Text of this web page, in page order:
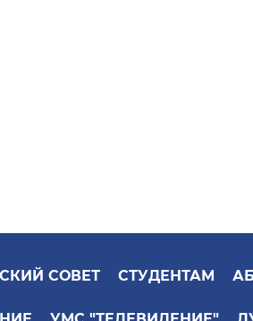
СОВЕТ СТУДЕНТАМ